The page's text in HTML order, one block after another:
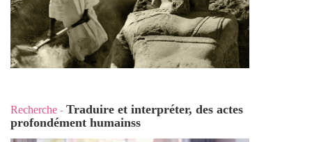
Recherche - Traduire et interpréter, des actes
profondément humainss